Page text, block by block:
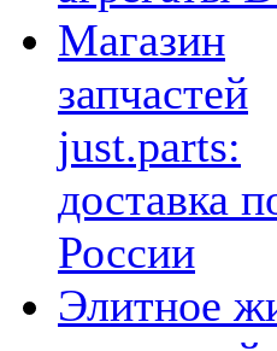
Магазин
запчастей
just.parts:
доставка
России
Элитное